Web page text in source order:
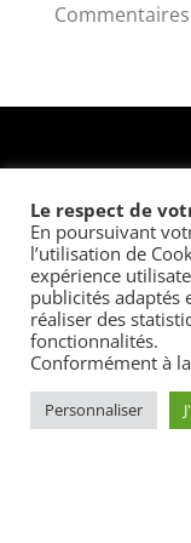
© 2026 – Une
Mentions
Le respect de
En poursuivant
l’utilisation de
expérience
publicités adaptés
réaliser des
fonctionnalités.
Conformément à
Personnaliser